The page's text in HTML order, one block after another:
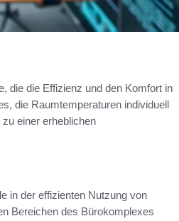
die die Effizienz und den Komfort in
die Raumtemperaturen individuell
einer erheblichen
in der effizienten Nutzung von
Bereichen des Bürokomplexes